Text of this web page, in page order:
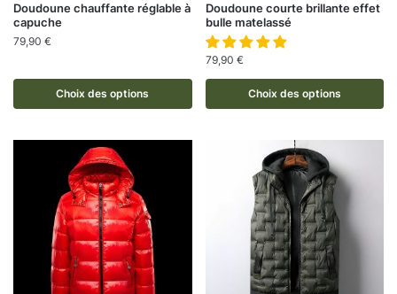
Doudoune chauffante réglable à
capuche
79,90 €
Choix des options
Doudoune courte brillante effet
bulle matelassé
79,90 €
Choix des options